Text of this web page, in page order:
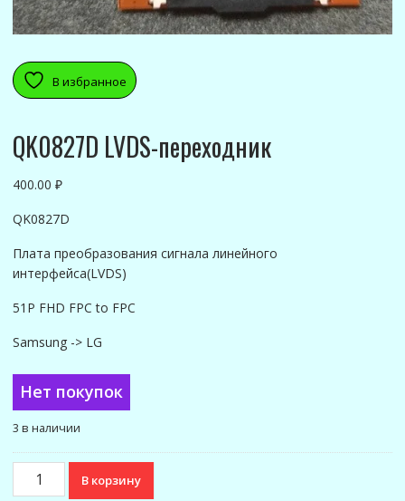
В избранное
QK0827D LVDS-переходник
400.00 ₽
QK0827D
Плата преобразования сигнала линейного
интерфейса(LVDS)
51P FHD FPC to FPC
Samsung -> LG
Нет покупок
3 в наличии
Количество
товара
В корзину